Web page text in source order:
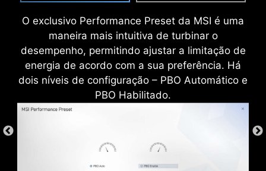
O exclusivo Performance Preset da MSI é uma
maneira mais intuitiva de turbinar o
desempenho, permitindo ajustar a limitação de
energia de acordo com a sua preferência. Há
dois níveis de configuração – PBO Automático e
PBO Habilitado.
do sistema, além de durar muito mais
comparado aos espelhos I/O convencionais.